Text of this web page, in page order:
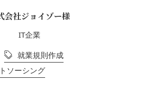
会社ジョイゾー様
IT企業
就業規則作成
ソーシング